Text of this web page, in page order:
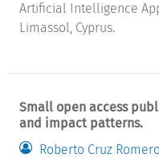
Artificial Intelligence
Limassol, Cyprus.
Small open access
and impact patterns.
Roberto Cruz Romero